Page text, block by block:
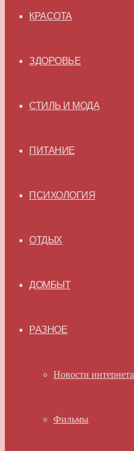
КРАСОТА
ЗДОРОВЬЕ
СТИЛЬ И МОДА
ПИТАНИЕ
ПСИХОЛОГИЯ
ОТДЫХ
ДОМБЫТ
РАЗНОЕ
Новости интернета
Фильмы